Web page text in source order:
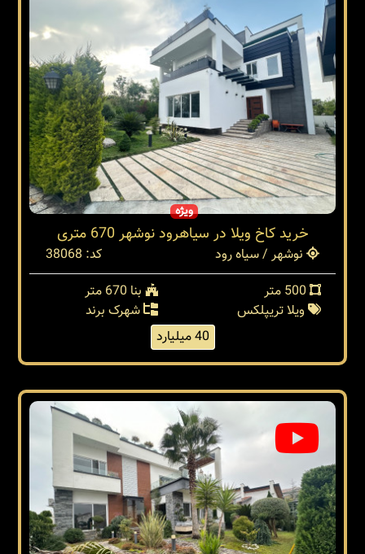
ویژه
خرید کاخ ویلا در سیاهرود نوشهر 670 متری
نوشهر / سیاه رود
کد: 38068
بنا 670 متر
ویلا تریپلکس
شهرک برند
40 میلیارد